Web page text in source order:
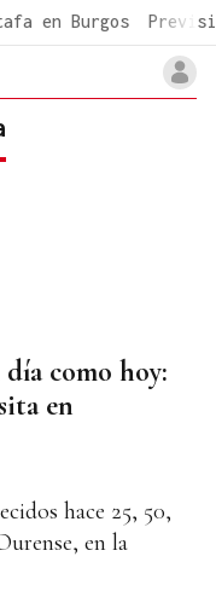
en Burgos
como hoy:
en
hace 25, 50,
en la